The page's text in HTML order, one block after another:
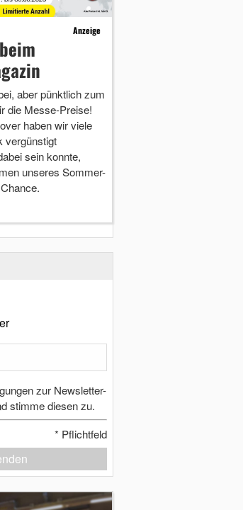
Anzeige
aber pünktlich zum
die Messe-Preise!
haben wir viele
vergünstigt
sein konnte,
unseres Sommer-
zur Newsletter-
stimme diesen zu.
* Pflichtfeld